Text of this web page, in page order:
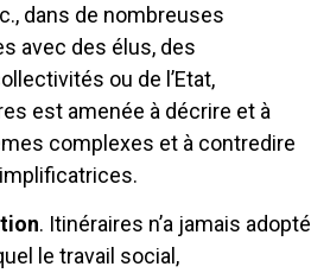
dans de nombreuses
avec des élus, des
ou de l’Etat,
est amenée à décrire et à
complexes et à contredire
. Itinéraires n’a jamais adopté
le travail social,